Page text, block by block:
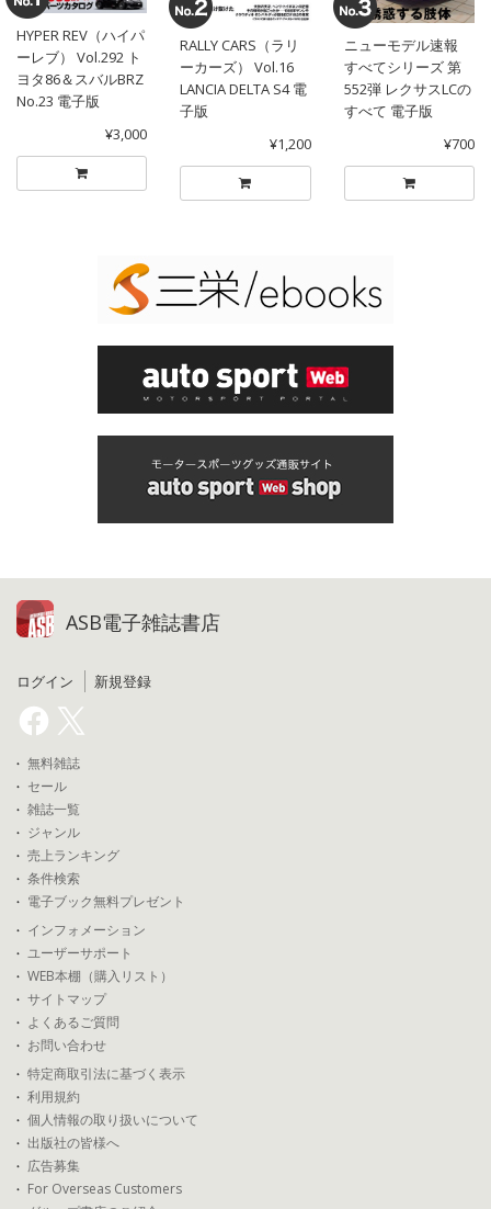
HYPER REV（ハイパ
ーレブ） Vol.292 ト
ヨタ86＆スバルBRZ
No.23 電子版
¥3,000
RALLY CARS（ラリ
ーカーズ） Vol.16
LANCIA DELTA S4 電
子版
¥1,200
ニューモデル速報
すべてシリーズ 第
552弾 レクサスLCの
すべて 電子版
¥700
ASB電子雑誌書店
ログイン 新規登録
無料雑誌
セール
雑誌一覧
ジャンル
売上ランキング
条件検索
電子ブック無料プレゼント
インフォメーション
ユーザーサポート
WEB本棚（購入リスト）
サイトマップ
よくあるご質問
お問い合わせ
特定商取引法に基づく表示
利用規約
個人情報の取り扱いについて
出版社の皆様へ
広告募集
For Overseas Customers